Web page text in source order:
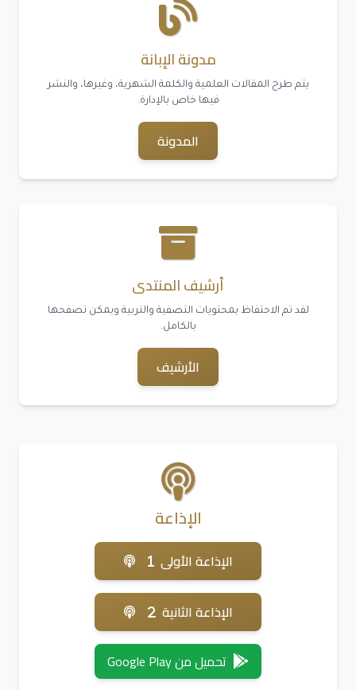
مدونة الإبانة
يتم طرح المقالات العلمية والكلمة الشهرية، وغيرها، والنشر
فيها خاص بالإدارة.
المدونة
أرشيف المنتدى
لقد تم الاحتفاظ بمحتويات التصفية والتربية ويمكن تصفحها
بالكامل.
الأرشيف
الإذاعة
الإذاعة الأولى
الإذاعة الثانية
تحميل من Google Play